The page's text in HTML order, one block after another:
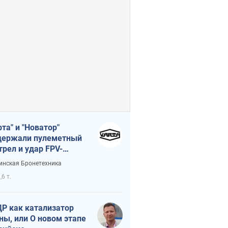
и "Новатор"
пулеметный
и удар FPV-
сохранив жизнь
Бронетехника
т.
как катализатор
или О новом этапе